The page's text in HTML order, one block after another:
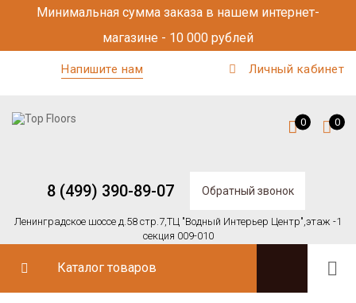
Минимальная сумма заказа в нашем интернет-
магазине - 10 000 рублей
Напишите нам Личный кабинет
8 (499) 390-89-07 Обратный звонок
Ленинградское шоссе д.58 стр.7,ТЦ "Водный Интерьер Центр",этаж -1
секция 009-010
0 0
Каталог товаров